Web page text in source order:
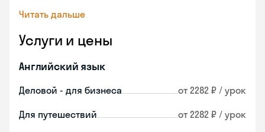
Читать дальше
Услуги и цены
Английский язык
Деловой - для бизнеса от 2282 ₽ / урок
Для путешествий от 2282 ₽ / урок